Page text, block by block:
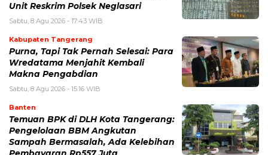
Unit Reskrim Polsek Neglasari
Sabtu, 8 Agu 2026 - 17:43 WIB
Kabupaten Tangerang
Purna, Tapi Tak Pernah Selesai: Para
Wredatama Menjahit Kembali
Makna Pengabdian
Sabtu, 8 Agu 2026 - 15:16 WIB
Banten
Temuan BPK di DLH Kota Tangerang:
Pengelolaan BBM Angkutan
Sampah Bermasalah, Ada Kelebihan